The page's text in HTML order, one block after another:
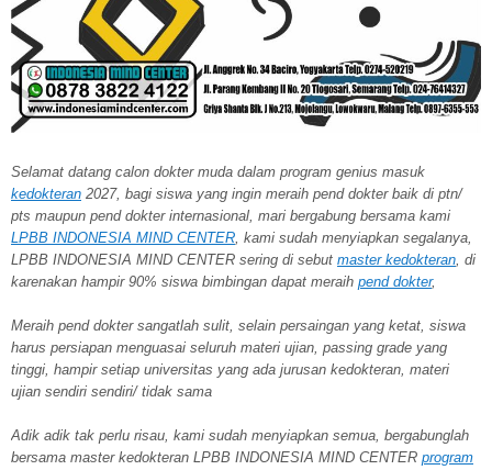
Selamat datang calon dokter muda dalam program genius masuk
kedokteran 2027, bagi siswa yang ingin meraih pend dokter baik di ptn/
pts maupun pend dokter internasional, mari bergabung bersama kami
LPBB INDONESIA MIND CENTER, kami sudah menyiapkan segalanya,
LPBB INDONESIA MIND CENTER sering di sebut master kedokteran, di
karenakan hampir 90% siswa bimbingan dapat meraih pend dokter,
Meraih pend dokter sangatlah sulit, selain persaingan yang ketat, siswa
harus persiapan menguasai seluruh materi ujian, passing grade yang
tinggi, hampir setiap universitas yang ada jurusan kedokteran, materi
ujian sendiri sendiri/ tidak sama
Adik adik tak perlu risau, kami sudah menyiapkan semua, bergabunglah
bersama master kedokteran LPBB INDONESIA MIND CENTER program